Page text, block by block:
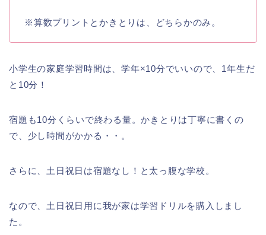
※算数プリントとかきとりは、どちらかのみ。
小学生の家庭学習時間は、学年×10分でいいので、1年生だ
と10分！
宿題も10分くらいで終わる量。かきとりは丁寧に書くの
で、少し時間がかかる・・。
さらに、土日祝日は宿題なし！と太っ腹な学校。
なので、土日祝日用に我が家は学習ドリルを購入しまし
た。